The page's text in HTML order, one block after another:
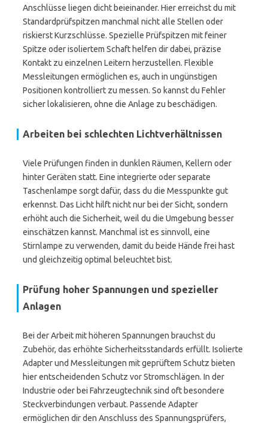
Anschlüsse liegen dicht beieinander. Hier erreichst du mit
Standardprüfspitzen manchmal nicht alle Stellen oder
riskierst Kurzschlüsse. Spezielle Prüfspitzen mit feiner
Spitze oder isoliertem Schaft helfen dir dabei, präzise
Kontakt zu einzelnen Leitern herzustellen. Flexible
Messleitungen ermöglichen es, auch in ungünstigen
Positionen kontrolliert zu messen. So kannst du Fehler
sicher lokalisieren, ohne die Anlage zu beschädigen.
Arbeiten bei schlechten Lichtverhältnissen
Viele Prüfungen finden in dunklen Räumen, Kellern oder
hinter Geräten statt. Eine integrierte oder separate
Taschenlampe sorgt dafür, dass du die Messpunkte gut
erkennst. Das Licht hilft nicht nur bei der Sicht, sondern
erhöht auch die Sicherheit, weil du die Umgebung besser
einschätzen kannst. Manchmal ist es sinnvoll, eine
Stirnlampe zu verwenden, damit du beide Hände frei hast
und gleichzeitig optimal beleuchtet bist.
Prüfung hoher Spannungen und spezieller
Anlagen
Bei der Arbeit mit höheren Spannungen brauchst du
Zubehör, das erhöhte Sicherheitsstandards erfüllt. Isolierte
Adapter und Messleitungen mit geprüftem Schutz bieten
hier entscheidenden Schutz vor Stromschlägen. In der
Industrie oder bei Fahrzeugtechnik sind oft besondere
Steckverbindungen verbaut. Passende Adapter
ermöglichen dir den Anschluss des Spannungsprüfers,